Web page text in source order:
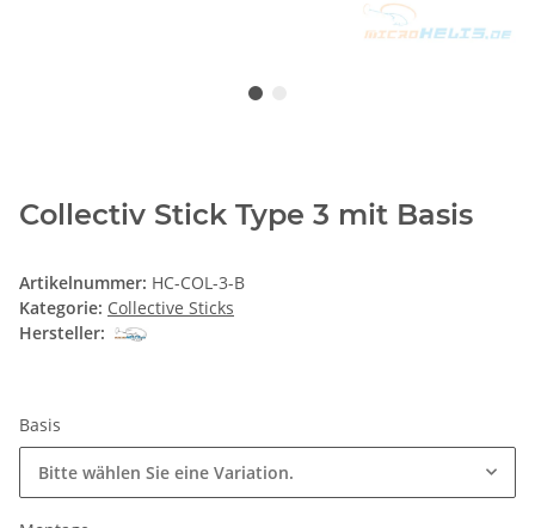
Collectiv Stick Type 3 mit Basis
Artikelnummer: HC-COL-3-B
Kategorie: Collective Sticks
Hersteller:
Basis
Bitte wählen Sie eine Variation.